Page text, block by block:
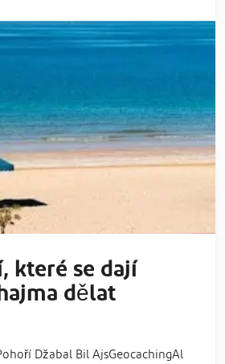
které se dají
dělat
Džabal Bil AjsGeocachingAl